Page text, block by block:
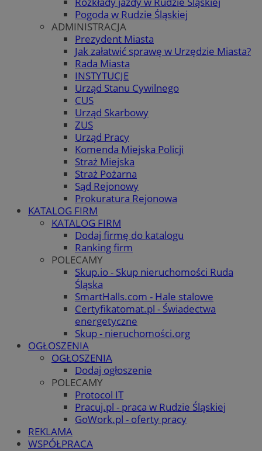
Pogoda w Rudzie Śląskiej
ADMINISTRACJA
Prezydent Miasta
Jak załatwić sprawę w Urzędzie Miasta?
Rada Miasta
INSTYTUCJE
Urząd Stanu Cywilnego
CUS
Urząd Skarbowy
ZUS
Urząd Pracy
Komenda Miejska Policji
Straż Miejska
Straż Pożarna
Sąd Rejonowy
Prokuratura Rejonowa
KATALOG FIRM
KATALOG FIRM
Dodaj firmę do katalogu
Ranking firm
POLECAMY
Skup.io - Skup nieruchomości Ruda
Śląska
SmartHalls.com - Hale stalowe
Certyfikatomat.pl - Świadectwa
energetyczne
Skup - nieruchomości.org
OGŁOSZENIA
OGŁOSZENIA
Dodaj ogłoszenie
POLECAMY
Protocol IT
Pracuj.pl - praca w Rudzie Śląskiej
GoWork.pl - oferty pracy
REKLAMA
WSPÓŁPRACA